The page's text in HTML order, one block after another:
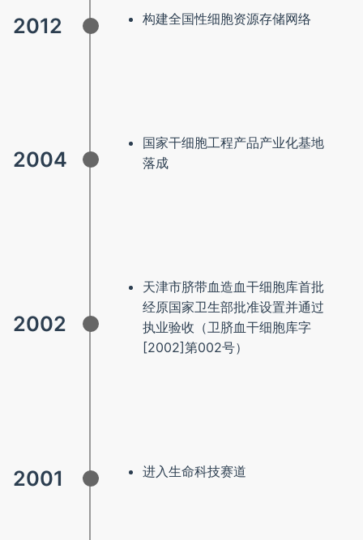
2012 构建全国性细胞资源存储网络
2004
国家干细胞工程产品产业化基地
落成
2002
天津市脐带血造血干细胞库首批
经原国家卫生部批准设置并通过
执业验收（卫脐血干细胞库字
[2002]第002号）
2001 进入生命科技赛道